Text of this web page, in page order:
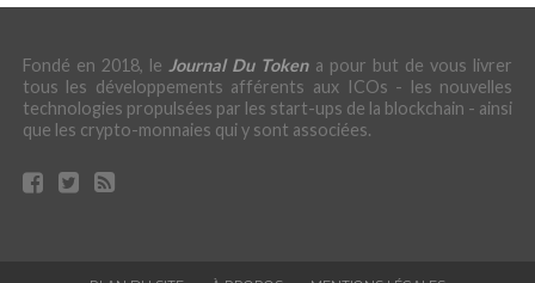
Fondé en 2018, le Journal Du Tokena pour but de vous livrer
tous les développements afférents aux ICOs - les nouvelles
technologies propulsées par les start-ups de la blockchain - ainsi
que les crypto-monnaies qui y sont associées.